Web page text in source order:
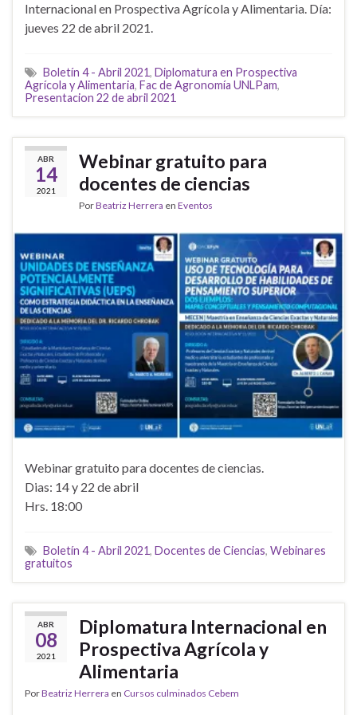
Internacional en Prospectiva Agrícola y Alimentaria. Día:
jueves 22 de abril 2021.
Boletín 4 - Abril 2021, Diplomatura en Prospectiva
Agrícola y Alimentaria, Fac de Agronomía UNLPam,
Presentacion 22 de abril 2021
ABR
14
2021
Webinar gratuito para
docentes de ciencias
PorBeatriz Herrera en Eventos
Webinar gratuito para docentes de ciencias.
Dias: 14 y 22 de abril
Hrs. 18:00
Boletín 4 - Abril 2021, Docentes de Ciencias, Webinares
gratuitos
ABR
08
2021
Diplomatura Internacional en
Prospectiva Agrícola y
Alimentaria
PorBeatriz Herrera en Cursos culminados Cebem